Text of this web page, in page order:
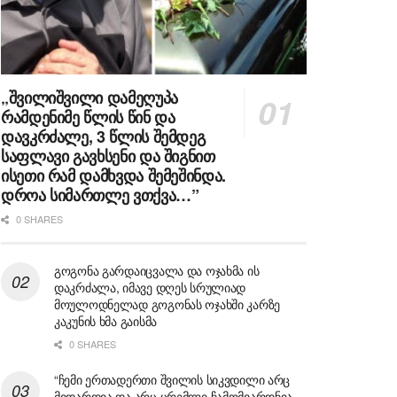
„შვილიშვილი დამეღუპა
რამდენიმე წლის წინ და
დავკრძალე, 3 წლის შემდეგ
საფლავი გავხსენი და შიგნით
ისეთი რამ დამხვდა შემეშინდა.
დროა სიმართლე ვთქვა…”
0 SHARES
გოგონა გარდაიცვალა და ოჯახმა ის
დაკრძალა, იმავე დღეს სრულიად
მოულოდნელად გოგონას ოჯახში კარზე
კაკუნის ხმა გაისმა
0 SHARES
“ჩემი ერთადერთი შვილის სიკვდილი არც